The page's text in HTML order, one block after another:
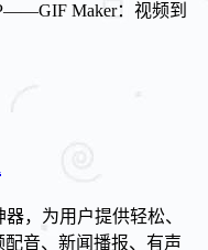
Maker：视频到
，为用户提供轻松、
音、新闻播报、有声